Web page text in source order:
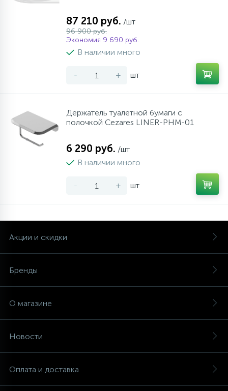
87 210 руб. /шт
96 900 руб.
Экономия 9 690 руб.
В наличии много
- + шт
Держатель туалетной бумаги с
полочкой Cezares LINER-PHM-01
6 290 руб. /шт
В наличии много
- + шт
Акции и скидки
Бренды
О магазине
Новости
Оплата и доставка